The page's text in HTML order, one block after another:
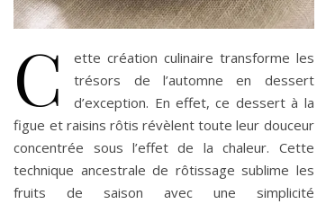
C
ette création culinaire transforme les
trésors de l’automne en dessert
d’exception. En effet, ce dessert à la
figue et raisins rôtis révèlent toute leur douceur
concentrée sous l’effet de la chaleur. Cette
technique ancestrale de rôtissage sublime les
fruits de saison avec une simplicité